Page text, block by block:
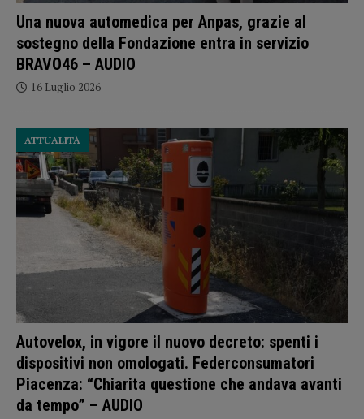
Una nuova automedica per Anpas, grazie al
sostegno della Fondazione entra in servizio
BRAVO46 – AUDIO
16 Luglio 2026
Autovelox, in vigore il nuovo decreto: spenti i
dispositivi non omologati. Federconsumatori
Piacenza: “Chiarita questione che andava avanti
da tempo” – AUDIO
ATTUALITÀ